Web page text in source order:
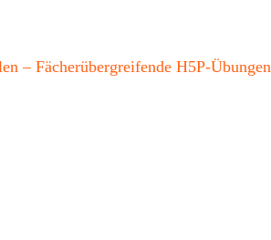
– Fächerübergreifende H5P-Übungen